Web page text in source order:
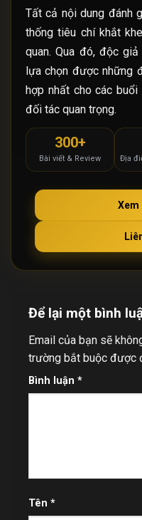
Tất cả nội dung đánh
thống tiêu chí khắt
quan. Qua đó, độc
lựa chọn được những
hợp nhất cho các
đối tác quan trọng.
300+
Bài viết & Review Địa
Xem
Để lại một bình
Email của bạn sẽ
trường bắt buộc được
Bình luận *
Tên *